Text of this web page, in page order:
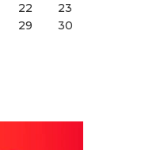
22
23
29
30